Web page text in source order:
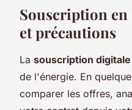
Souscription en
et précautions
La souscription digitale
de l'énergie. En
comparer les offres,